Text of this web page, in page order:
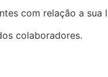
com relação a sua
colaboradores.